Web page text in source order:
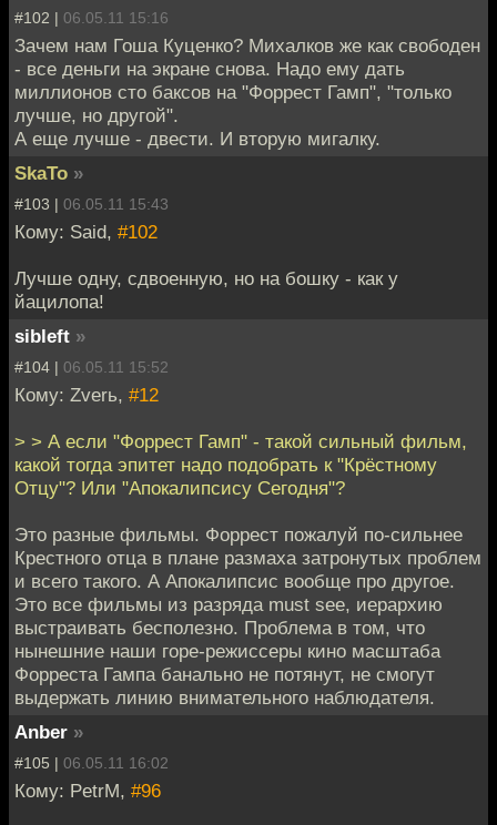
#102 | 06.05.11 15:16
Зачем нам Гоша Куценко? Михалков же как свободен
- все деньги на экране снова. Надо ему дать
миллионов сто баксов на "Форрест Гамп", "только
лучше, но другой".
А еще лучше - двести. И вторую мигалку.
SkaTo »
#103 | 06.05.11 15:43
Кому: Said, #102
Лучше одну, сдвоенную, но на бошку - как у
йацилопа!
sibleft »
#104 | 06.05.11 15:52
Кому: Zverь, #12
> > А если "Форрест Гамп" - такой сильный фильм,
какой тогда эпитет надо подобрать к "Крёстному
Отцу"? Или "Апокалипсису Сегодня"?
Это разные фильмы. Форрест пожалуй по-сильнее
Крестного отца в плане размаха затронутых проблем
и всего такого. А Апокалипсис вообще про другое.
Это все фильмы из разряда must see, иерархию
выстраивать бесполезно. Проблема в том, что
нынешние наши горе-режиссеры кино масштаба
Форреста Гампа банально не потянут, не смогут
выдержать линию внимательного наблюдателя.
Anber »
#105 | 06.05.11 16:02
Кому: PetrM, #96